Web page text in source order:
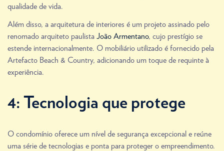
qualidade de vida.
Além disso, a arquitetura de interiores é um projeto assinado pelo
renomado arquiteto paulista João Armentano, cujo prestígio se
estende internacionalmente. O mobiliário utilizado é fornecido pela
Artefacto Beach & Country, adicionando um toque de requinte à
experiência.
4: Tecnologia que protege
O condomínio oferece um nível de segurança excepcional e reúne
uma série de tecnologias e ponta para proteger o empreendimento.